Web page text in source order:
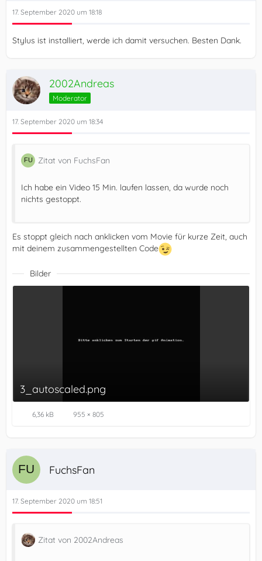
17. September 2020 um 18:18
Stylus ist installiert, werde ich damit versuchen. Besten Dank.
2002Andreas
Moderator
17. September 2020 um 18:34
Zitat von FuchsFan
Ich habe ein Video 15 Min. laufen lassen, da wurde noch
nichts gestoppt.
Es stoppt gleich nach anklicken vom Movie für kurze Zeit, auch
mit deinem zusammengestellten Code
Bilder
3_autoscaled.png
6,36 kB 955 × 805
FuchsFan
17. September 2020 um 18:51
Zitat von 2002Andreas